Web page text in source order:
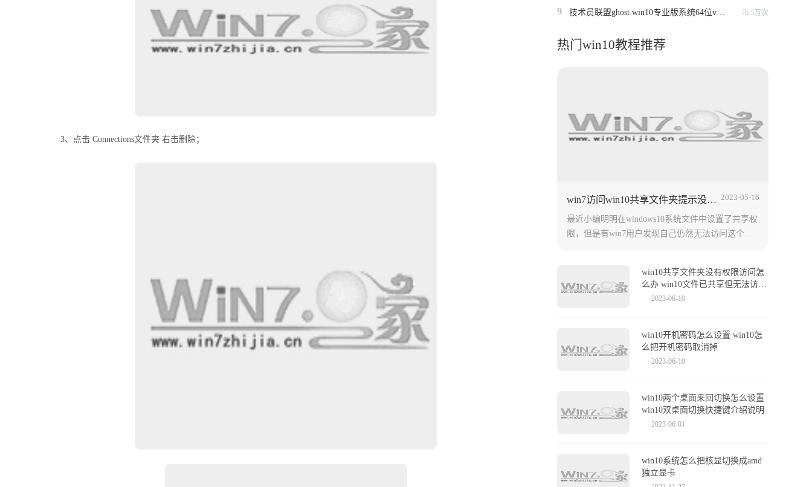
3、点击 Connections文件夹 右击删除；
9 76.5万次
热门win10教程推荐
win7访问win10共享文件夹提示没有权限怎么办 win10共享文件设置方法介绍 2023-05-16
最近小编明明在windows10系统文件中设置了共享权
限，但是有win7用户发现自己仍然无法访问这个被
方法，以及无法访问的原因，有需要的用户们赶紧
来看一下吧。
win10共享文件夹没有权限访问怎
么办 win10文件已共享但无法访问
的解决办法
2023-06-10
win10开机密码怎么设置 win10怎
么把开机密码取消掉
2023-06-10
win10两个桌面来回切换怎么设置
win10双桌面切换快捷键介绍说明
2023-06-01
win10系统怎么把核显切换成amd
独立显卡